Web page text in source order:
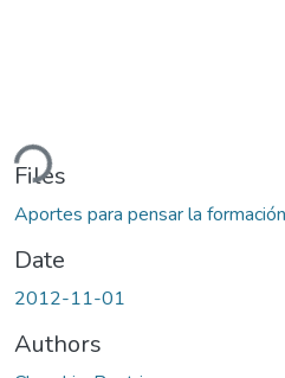
Files
Aportes para pensar la
Date
2012-11-01
Authors